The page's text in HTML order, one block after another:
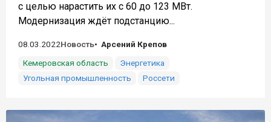
с целью нарастить их с 60 до 123 МВт.
Модернизация ждёт подстанцию...
08.03.2022Новость
Арсений Крепов
Кемеровская область
Энергетика
Угольная промышленность
Россети